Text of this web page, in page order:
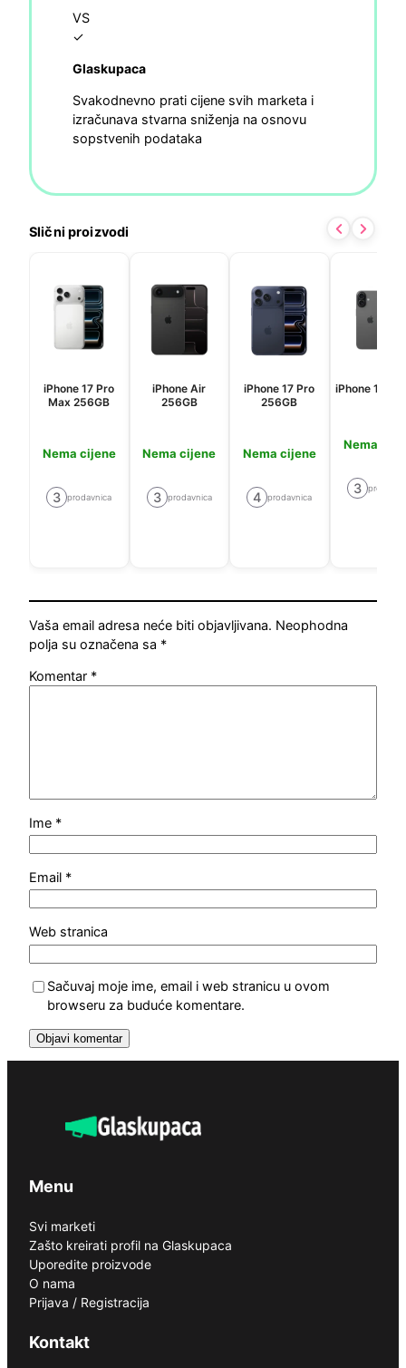
VS
✓
Glaskupaca
Svakodnevno prati cijene svih marketa i
izračunava stvarna sniženja na osnovu
sopstvenih podataka
Slični proizvodi
iPhone 17 Pro
Max 256GB
Nema cijene
3 prodavnica
iPhone Air
256GB
Nema cijene
3 prodavnica
iPhone 17 Pro
256GB
Nema cijene
4 prodavnica
iPhone 17
Nema
3
Vaša email adresa neće biti objavljivana. Neophodna
polja su označena sa *
Komentar *
Ime *
Email *
Web stranica
Sačuvaj moje ime, email i web stranicu u ovom
browseru za buduće komentare.
Menu
Svi marketi
Zašto kreirati profil na Glaskupaca
Uporedite proizvode
O nama
Prijava / Registracija
Kontakt